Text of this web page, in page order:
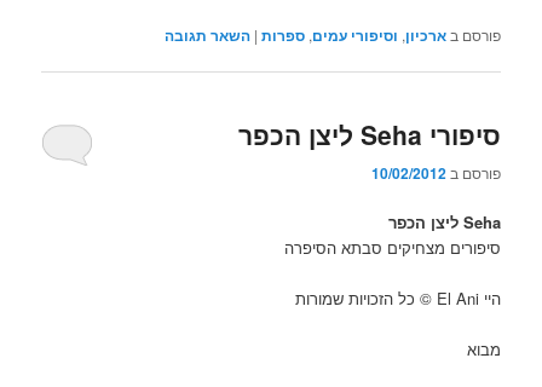
פורסם בארכיון, וסיפורי עמים,ספרות |השאר תגובה
סיפורי Seha ליצן הכפר
פורסם ב10/02/2012
Seha ליצן הכפר
סיפורים מצחיקים סבתא הסיפרה
היי El Ani © כל הזכויות שמורות
מבוא